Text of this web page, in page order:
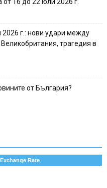
г.: нови удари между
трагедия в
от България?
Rate